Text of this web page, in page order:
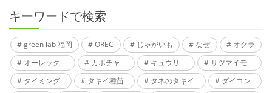
キーワードで検索
green lab 福岡 OREC じゃがいも なぜ
オクラ
オーレック
カボチャ キュウリ
サツマイモ
タイミング
タキイ種苗 タネのタキイ
ダイコン